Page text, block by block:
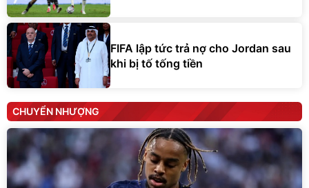
FIFA lập tức trả nợ cho Jordan sau
khi bị tố tống tiền
CHUYỂN NHƯỢNG